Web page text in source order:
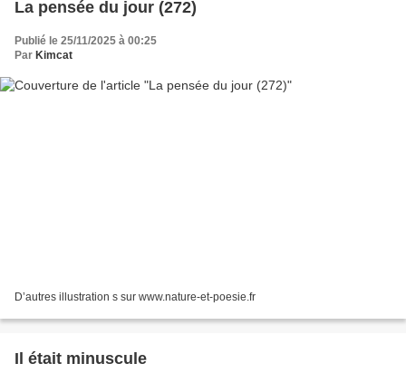
La pensée du jour (272)
Publié le 25/11/2025 à 00:25
Par Kimcat
D’autres illustration s sur www.nature-et-poesie.fr
Il était minuscule